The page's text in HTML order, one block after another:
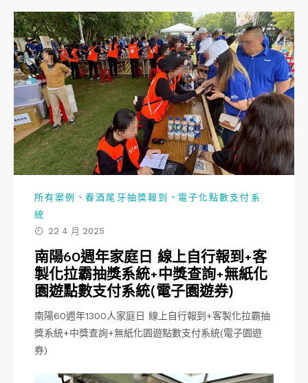
所有案例 、春酒尾牙抽獎報到 、 電子化點數支付系
統
22 4 月 2025
南陽60週年家庭日 線上自行報到+客
製化拉霸抽獎系統+中獎查詢+無紙化
園遊點數支付系統(電子園遊券)
南陽60週年1300人家庭日 線上自行報到+客製化拉霸抽
獎系統+中獎查詢+無紙化園遊點數支付系統(電子園遊
券)